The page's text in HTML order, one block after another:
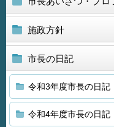
施政方針
市長の日記
令和3年度市長の日記
令和4年度市長の日記